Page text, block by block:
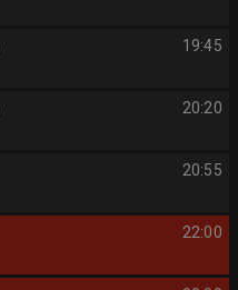
19:45
20:20
20:55
22:00